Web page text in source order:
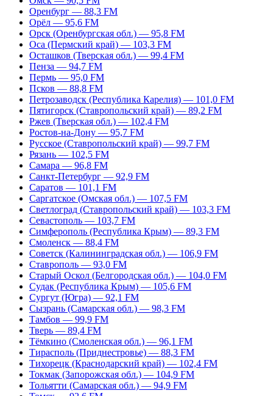
Оренбург — 88,3 FM
Орёл — 95,6 FM
Орск (Оренбургская обл.) — 95,8 FM
Оса (Пермский край) — 103,3 FM
Осташков (Тверская обл.) — 99,4 FM
Пенза — 94,7 FM
Пермь — 95,0 FM
Псков — 88,8 FM
Петрозаводск (Республика Карелия) — 101,0 FM
Пятигорск (Ставропольский край) — 89,2 FM
Ржев (Тверская обл.) — 102,4 FM
Ростов-на-Дону — 95,7 FM
Русское (Ставропольский край) — 99,7 FM
Рязань — 102,5 FM
Самара — 96,8 FM
Санкт-Петербург — 92,9 FM
Саратов — 101,1 FM
Саргатское (Омская обл.) — 107,5 FM
Светлоград (Ставропольский край) — 103,3 FM
Севастополь — 103,7 FM
Симферополь (Республика Крым) — 89,3 FM
Смоленск — 88,4 FM
Советск (Калининградская обл.) — 106,9 FM
Ставрополь — 93,0 FM
Старый Оскол (Белгородская обл.) — 104,0 FM
Судак (Республика Крым) — 105,6 FM
Сургут (Югра) — 92,1 FM
Сызрань (Самарская обл.) — 98,3 FM
Тамбов — 99,9 FM
Тверь — 89,4 FM
Тёмкино (Смоленская обл.) — 96,1 FM
Тирасполь (Приднестровье) — 88,3 FM
Тихорецк (Краснодарский край) — 102,4 FM
Токмак (Запорожская обл.) — 104,9 FM
Тольятти (Самарская обл.) — 94,9 FM